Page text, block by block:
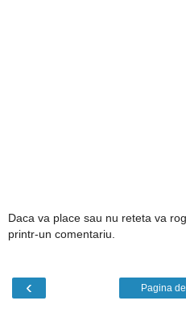
Daca va place sau nu reteta va
printr-un comentariu.
‹ Pagina